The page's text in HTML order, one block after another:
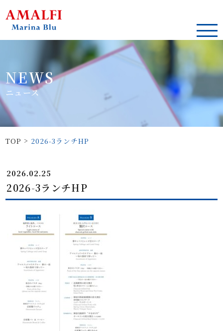
NEWS
ニュース
TOP > 2026-3ランチHP
2026.02.25
2026-3ランチHP